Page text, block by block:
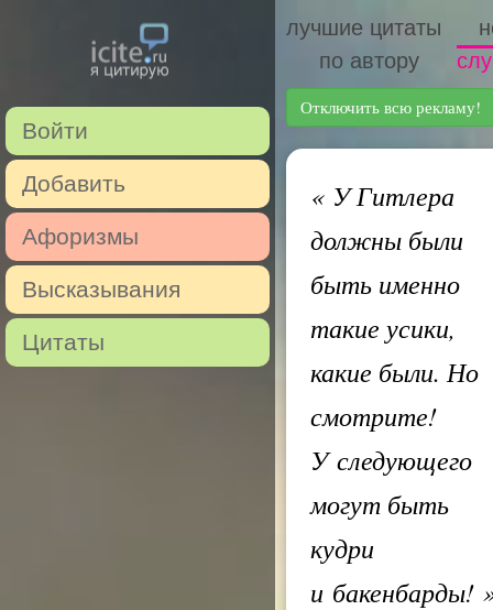
Войти
Добавить
Афоризмы
Высказывания
Цитаты
лучшие цитаты
по автору
Отключить всю рекламу!
«У Гитлера
должны были
быть именно
такие усики,
какие были. Но
смотрите!
У следующего
могут быть
кудри
и бакенбарды!